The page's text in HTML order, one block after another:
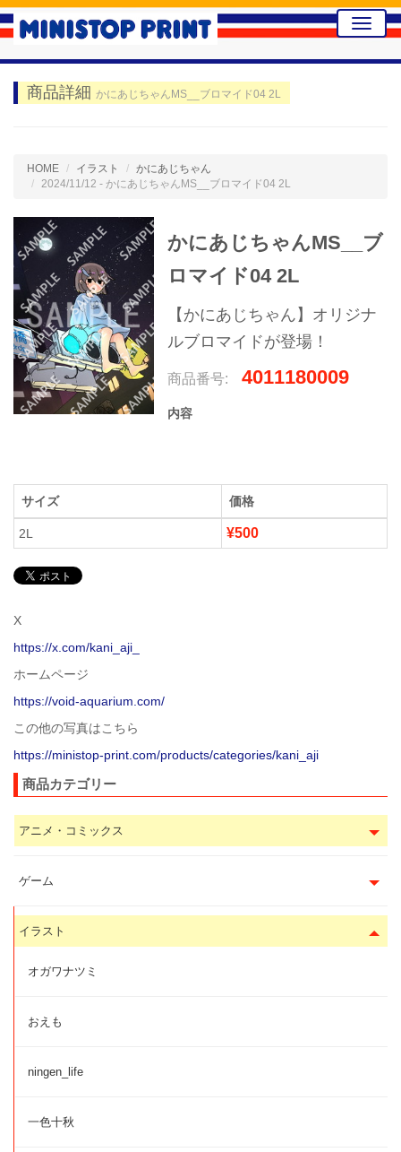
Toggle
商品詳細 かにあじちゃんMS__ブロマイド04 2L
HOME イラスト
かにあじちゃん
2024/11/12 - かにあじちゃんMS__ブロマイド04 2L
かにあじちゃんMS__ブ
ロマイド04 2L
【かにあじちゃん】オリジナ
ルブロマイドが登場！
商品番号: 4011180009
内容
サイズ 価格
2L ¥500
X
https://x.com/kani_aji_
ホームページ
https://void-aquarium.com/
この他の写真はこちら
https://ministop-print.com/products/categories/kani_aji
商品カテゴリー
アニメ・コミックス
ゲーム
イラスト
オガワナツミ
おえも
ningen_life
一色十秋